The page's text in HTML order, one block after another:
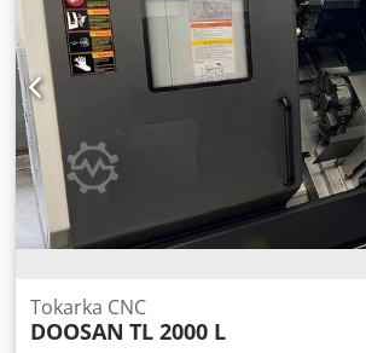
Tokarka CNC
DOOSAN TL 2000 L